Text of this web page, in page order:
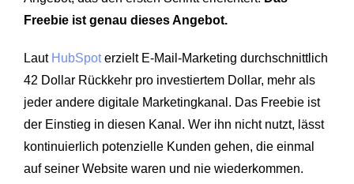
Freebie ist genau dieses Angebot.
Laut HubSpoterzielt E-Mail-Marketing durchschnittlich
42 Dollar Rückkehr pro investiertem Dollar, mehr als
jeder andere digitale Marketingkanal. Das Freebie ist
der Einstieg in diesen Kanal. Wer ihn nicht nutzt, lässt
kontinuierlich potenzielle Kunden gehen, die einmal
auf seiner Website waren und nie wiederkommen.